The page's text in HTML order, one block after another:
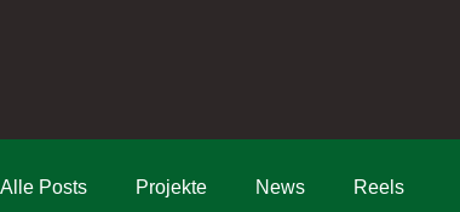
Alle Posts Projekte News Reels